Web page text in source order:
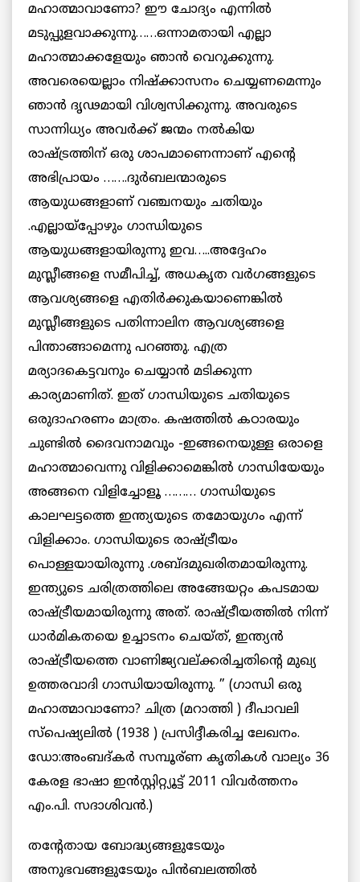
മഹാത്മാവാണോ? ഈ ചോദ്യം എന്നില്‍
മടുപ്പുളവാക്കുന്നു……ഒന്നാമതായി എല്ലാ
മഹാത്മാക്കളേയും ഞാന്‍ വെറുക്കുന്നു.
അവരെയെല്ലാം നിഷ്ക്കാസനം ചെയ്യണമെന്നും
ഞാന്‍ ദൃഢമായി വിശ്വസിക്കുന്നു. അവരുടെ
സാന്നിധ്യം അവര്‍ക്ക് ജന്മം നല്‍കിയ
രാഷ്ട്രത്തിന് ഒരു ശാപമാണെന്നാണ് എന്റെ
അഭിപ്രായം …….ദുര്‍ബലന്മാരുടെ
ആയുധങ്ങളാണ് വഞ്ചനയും ചതിയും
.എല്ലായ്പ്പോഴും ഗാന്ധിയുടെ
ആയുധങ്ങളായിരുന്നു ഇവ…..അദ്ദേഹം
മുസ്ലീങ്ങളെ സമീപിച്ച്, അധകൃത വര്‍ഗങ്ങളുടെ
ആവശ്യങ്ങളെ എതിര്‍ക്കുകയാണെങ്കില്‍
മുസ്ലീങ്ങളുടെ പതിന്നാലിന ആവശ്യങ്ങളെ
പിന്താങ്ങാമെന്നു പറഞ്ഞു. എത്ര
മര്യാദകെട്ടവനും ചെയ്യാന്‍ മടിക്കുന്ന
കാര്യമാണിത്. ഇത് ഗാന്ധിയുടെ ചതിയുടെ
ഒരുദാഹരണം മാത്രം. കഷത്തില്‍ കഠാരയും
ചുണ്ടില്‍ ദൈവനാമവും -ഇങ്ങനെയുള്ള ഒരാളെ
മഹാത്മാവെന്നു വിളിക്കാമെങ്കില്‍ ഗാന്ധിയേയും
അങ്ങനെ വിളിച്ചോളൂ ……… ഗാന്ധിയുടെ
കാലഘട്ടത്തെ ഇന്ത്യയുടെ തമോയുഗം എന്ന്
വിളിക്കാം. ഗാന്ധിയുടെ രാഷ്ട്രീയം
പൊള്ളയായിരുന്നു .ശബ്ദമുഖരിതമായിരുന്നു.
ഇന്ത്യുടെ ചരിത്രത്തിലെ അങ്ങേയറ്റം കപടമായ
രാഷ്ട്രീയമായിരുന്നു അത്. രാഷ്ട്രീയത്തില്‍ നിന്ന്
ധാര്‍മികതയെ ഉച്ചാടനം ചെയ്ത്, ഇന്ത്യന്‍
രാഷ്ട്രീയത്തെ വാണിജ്യവല്ക്കരിച്ചതിന്റെ മുഖ്യ
ഉത്തരവാദി ഗാന്ധിയായിരുന്നു. ” (ഗാന്ധി ഒരു
മഹാത്മാവാണോ? ചിത്ര (മറാത്തി ) ദീപാവലി
സ്പെഷ്യലില്‍ (1938 ) പ്രസിദ്ദീകരിച്ച ലേഖനം.
ഡോ:അംബദ്കര്‍ സമ്പൂര്ണ കൃതികള്‍ വാല്യം 36
കേരള ഭാഷാ ഇന്‍സ്റ്റിറ്റ്യൂട്ട് 2011 വിവര്‍ത്തനം
എം.പി. സദാശിവന്‍.)
തന്റേതായ ബോദ്ധ്യങ്ങളുടേയും
അനുഭവങ്ങളുടേയും പിന്‍ബലത്തില്‍